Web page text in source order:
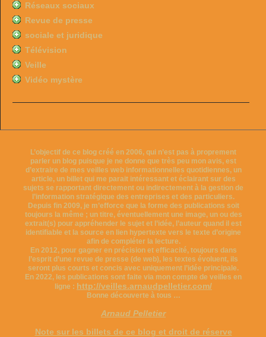
Réseaux sociaux
Revue de presse
sociale et juridique
Télévision
Veille
Vidéo mystère
L’objectif de ce blog créé en 2006, qui n’est pas à proprement
parler un blog puisque je ne donne que très peu mon avis, est
d’extraire de mes veilles web informationnelles quotidiennes, un
article, un billet qui me parait intéressant et éclairant sur des
sujets se rapportant directement ou indirectement à la gestion de
l’information stratégique des entreprises et des particuliers.
Depuis fin 2009, je m’efforce que la forme des publications soit
toujours la même ; un titre, éventuellement une image, un ou des
extrait(s) pour appréhender le sujet et l’idée, l’auteur quand il est
identifiable et la source en lien hypertexte vers le texte d’origine
afin de compléter la lecture.
En 2012, pour gagner en précision et efficacité, toujours dans
l’esprit d’une revue de presse (de web), les textes évoluent, ils
seront plus courts et concis avec uniquement l’idée principale.
En 2022, les publications sont faite via mon compte de veilles en
ligne : http://veilles.arnaudpelletier.com/
Bonne découverte à tous …
Arnaud Pelletier
Note sur les billets de ce blog et droit de réserve